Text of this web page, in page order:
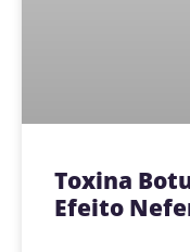
Toxina
Efeito